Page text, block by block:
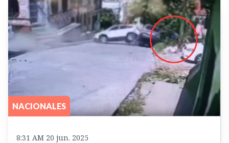
NACIONALES
8:31 AM 20 jun. 2025